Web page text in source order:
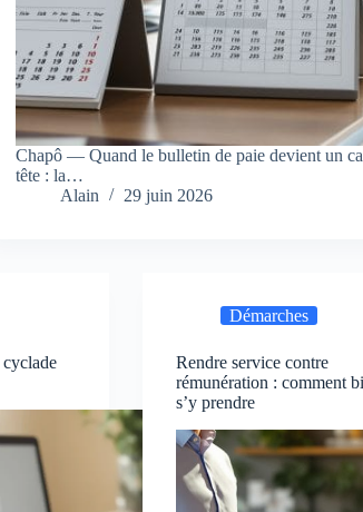
Chapô — Quand le bulletin de paie devient un
tête : la…
Alain
29 juin 2026
Démarches
Rendre service contre
rémunération : comment
s’y prendre